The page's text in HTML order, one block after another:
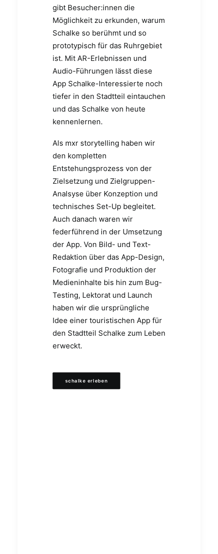
gibt Besucher:innen die
Möglichkeit zu erkunden, warum
Schalke so berühmt und so
prototypisch für das Ruhrgebiet
ist. Mit AR-Erlebnissen und
Audio-Führungen lässt diese
App Schalke-Interessierte noch
tiefer in den Stadtteil eintauchen
und das Schalke von heute
kennenlernen.
Als mxr storytelling haben wir
den kompletten
Entstehungsprozess von der
Zielsetzung und Zielgruppen-
Analsyse über Konzeption und
technisches Set-Up begleitet.
Auch danach waren wir
federführend in der Umsetzung
der App. Von Bild- und Text-
Redaktion über das App-Design,
Fotografie und Produktion der
Medieninhalte bis hin zum Bug-
Testing, Lektorat und Launch
haben wir die ursprüngliche
Idee einer touristischen App für
den Stadtteil Schalke zum Leben
erweckt.
schalke erleben